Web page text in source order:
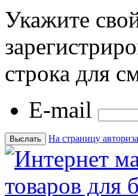
Укажите
строка для
E-mail
На страницу